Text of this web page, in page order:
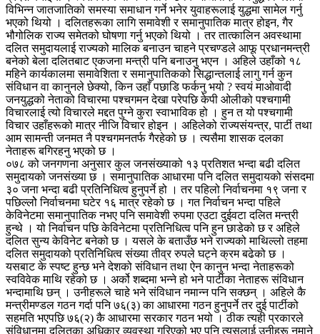
विभिन्न जातजातिको समस्या समाधान गर्ने भनेर युवाहरूलाई युद्धमा सामेल गर्नु
भएको थियो । दलितहरूका लागि समावेशी र समानुपातिक मात्र होइन, गैर
भौगोलिक राज्य समेतको घोषणा गर्नु भएको थियो । तर तात्कालिन अवस्थामा
दलित समुदायलाई राज्यको मालिक बनाउन चाहने प्रचण्डले आफू प्रधानमन्त्री
बनेको बेला दलितबाट एकजना मन्त्री पनि बनाउनु भएन । अहिले उहाँको १८
महिने कार्यकालमा समावेशिता र समानुपातिकको सिद्धान्तलाई लागु गर्न कुन
संविधान वा कानुनले छेक्यो, किन उहाँ पछाडि फर्कनु भयो ? स्वयं माओवादी
जनयुद्धको नेताको विचारमा पश्चगमन देखा परेपछि केपी ओलीको पश्चगामी
विचारलाई त्यो विचारले मद्दत पुग्ने कुरा स्वाभाविक हो । हुन त यो पश्चगामी
विचार उहाँहरूको मात्र नीजि विचार होइन । अहिलेको राज्यसंयन्त्र, पार्टी तथा
आम सामन्ती जनमत नै पश्चगमनतर्फ गैरहेको छ । त्यसैमा शासक दलका
नेताहरू बगिरहनु भएको छ ।
०७८ को जनगणना अनुसार कुल जनसंख्याको १३ प्रतिशत भन्दा बढी दलित
समुदायको जनसंख्या छ । समानुपातिक आधारमा पनि दलित समुदायको संसदमा
३० जना भन्दा बढी प्रतिनिधित्व हुनुपर्ने हो । तर पहिलो निर्वाचनमा १९ जना र
पछिल्लोे निर्वाचनमा घटेर १६ मात्र रहेको छ । गत निर्वाचन भन्दा पहिले
केविनेटमा समानुपातिक नभए पनि समावेशी रुपमा एउटा दुईवटा दलित मन्त्री
हुन्थे । यो निर्वाचन पछि केविनेटमा प्रतिनिधित्व पनि हुन छाडेको छ र अहिले
दलित सुन्य केविनेट बनेको छ । यसले के बताउँछ भने राज्यको माथिल्लो तहमा
दलित समुदायको प्रतिनिधित्व संख्या तीव्र रुपले घट्ने क्रम बढेको छ ।
यसबाट के स्पष्ट हुन्छ भने देशको संविधान तथा ऐन कानुन भन्दा नेताहरूको
स्वविवेक माथि रहेको छ । अर्को शब्दमा भन्ने हो भने पार्टीका नेताहरू संविधान
भन्दामाथि छन् । उनीहरूले चाहे भने संविधान नमान्न पनि सक्छन् । अहिले कै
मन्त्रीमण्डल गठन गर्दा पनि ७६(३) का आधारमा गठन हुनुपर्ने तर दुई पार्टीको
सहमति भएपछि ७६(२) कै आधारमा सरकार गठन भयो । ठीक त्यही प्रकारले
संविधानमा दलितका अधिकार व्यवस्था गरिएको भए पनि त्यसलाई उनीहरू नमाने